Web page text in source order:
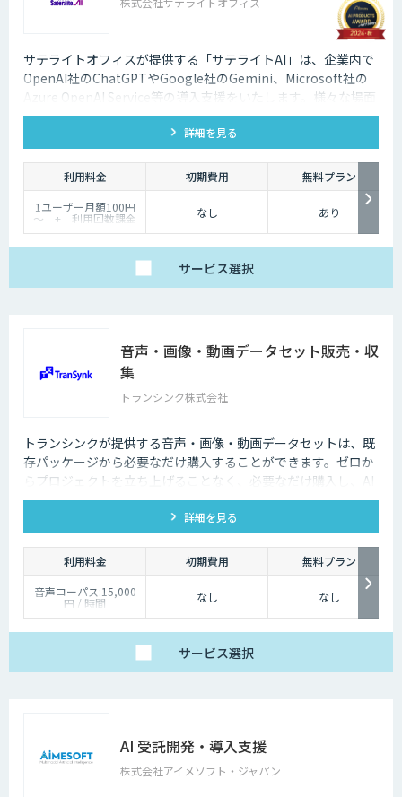
サテライトオフィスが提供する「サテライトAI」は、企業内で
OpenAI社のChatGPTやGoogle社のGemini、Microsoft社の
Azure OpenAI Service等の導入支援をいたします。様々な場面
で生成AIを活用して企業の業務改善をサポートいたします。法
人向けの生成AIの導入はサテライトオフィスにご相談くださ
い。
詳細を見る
利用料金 初期費用
無料プラン
1ユーザー月額100円
～ + 利用回数課金 なし あり
サービス選択
音声・画像・動画データセット販売・収
集
トランシンク株式会社
トランシンクが提供する音声・画像・動画データセットは、既
存パッケージから必要なだけ購入することができます。ゼロか
らプロジェクトを立ち上げることなく、必要なだけ購入し、AI
モデルの開発ができます。
詳細を見る
利用料金 初期費用
無料プラン
音声コーパス:15,000
円 / 時間
人物写真画像収集:300
なし なし
サービス選択
AI 受託開発・導入支援
株式会社アイメソフト・ジャパン